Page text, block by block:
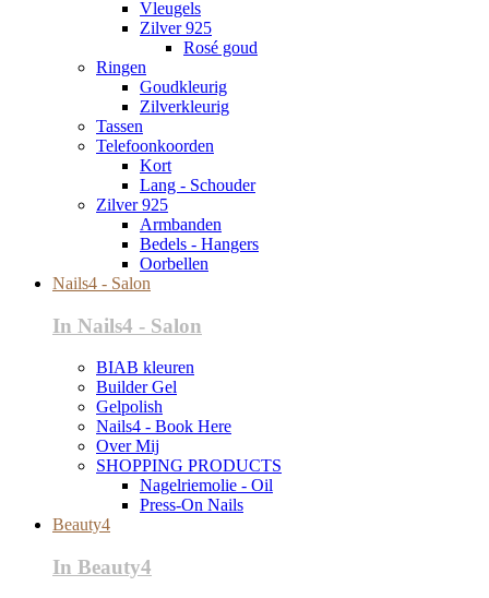
Vleugels
Zilver 925
Rosé goud
Ringen
Goudkleurig
Zilverkleurig
Tassen
Telefoonkoorden
Kort
Lang - Schouder
Zilver 925
Armbanden
Bedels - Hangers
Oorbellen
Nails4 - Salon
In Nails4 - Salon
BIAB kleuren
Builder Gel
Gelpolish
Nails4 - Book Here
Over Mij
SHOPPING PRODUCTS
Nagelriemolie - Oil
Press-On Nails
Beauty4
In Beauty4